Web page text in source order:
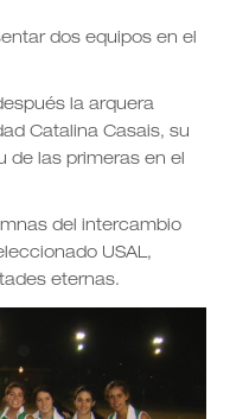
dos equipos en el
la arquera
Catalina Casais, su
de las primeras en el
del intercambio
USAL,
eternas.